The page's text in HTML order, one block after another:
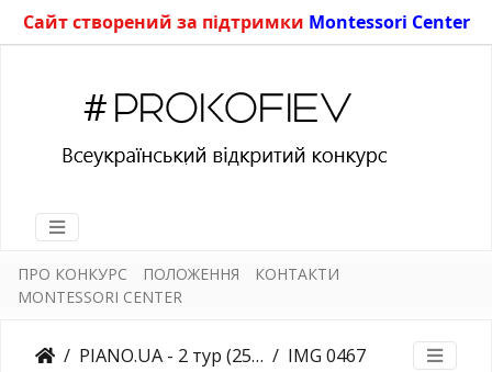
Сайт створений за підтримки Montessori Center
ПРО КОНКУРС ПОЛОЖЕННЯ
КОНТАКТИ
MONTESSORI CENTER
PIANO.UA - 2 тур (25.03.2018) IMG 0467